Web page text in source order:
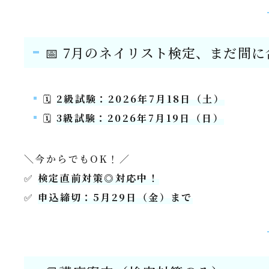
📅 7月のネイリスト検定、まだ間に
🗓 2級試験：2026年7月18日（土）
🗓 3級試験：2026年7月19日（日）
＼今からでもOK！／
✅ 検定直前対策◎対応中！
✅ 申込締切：5月29日（金）まで